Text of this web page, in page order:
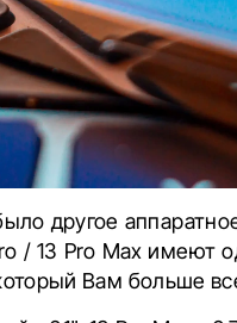
другое
/ 13 Pro Max имеют
Вам больше